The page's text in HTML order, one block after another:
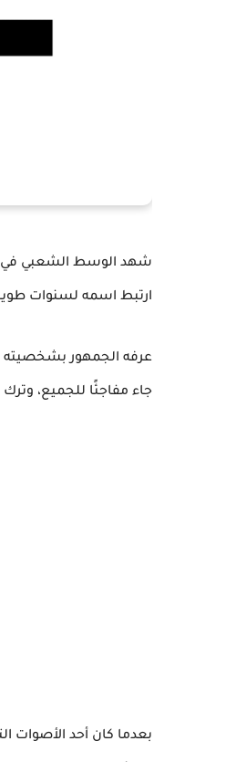
شهد الوسط الشعبي في
ارتبط اسمه لسنوات
عرفه الجمهور بشخصيته
جاء مفاجئًا للجميع،
بعدما كان أحد الأصوات